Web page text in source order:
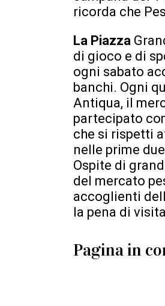
ricorda che
La Piazza
di gioco e di
ogni sabato
banchi. Ogni
Antiqua, il
partecipato
che si rispetti
nelle prime
Ospite di
del mercato
accoglienti
la pena di
Pagina in